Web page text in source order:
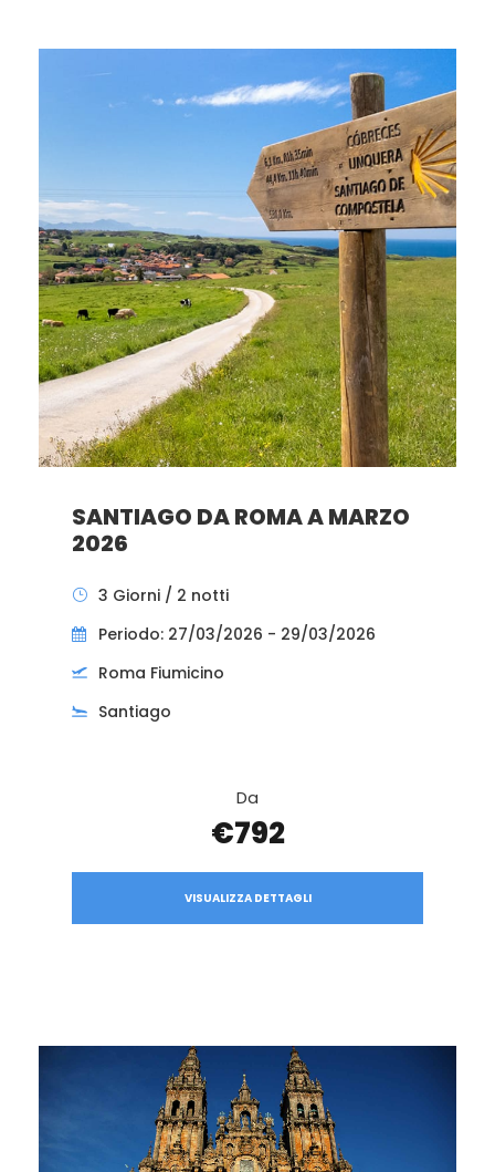
SANTIAGO DA ROMA A MARZO
2026
3 Giorni / 2 notti
Periodo: 27/03/2026 - 29/03/2026
Roma Fiumicino
Santiago
Da
€792
VISUALIZZA DETTAGLI